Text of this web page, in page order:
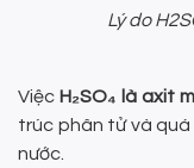
Lý do
Việc H₂SO₄ là axit
trúc phân tử và
nước.